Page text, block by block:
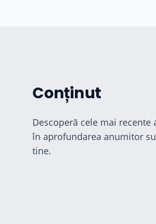
Conținut
Descoperă cele mai
în aprofundarea anumitor
tine.